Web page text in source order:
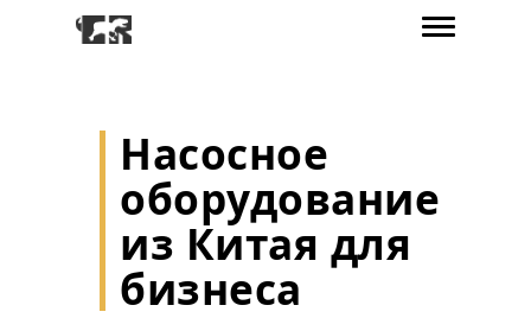
Насосное
оборудование
из Китая для
бизнеса